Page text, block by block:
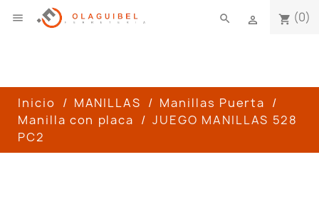
 shopping_cart (0)

search
Inicio MANILLAS
Manillas Puerta
Manilla con placa
JUEGO MANILLAS 528
PC2